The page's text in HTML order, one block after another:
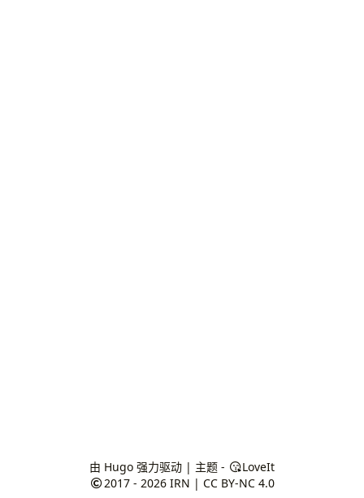
由 Hugo强力驱动 | 主题 -
LoveIt
2017 - 2026 IRN | CC BY-NC 4.0